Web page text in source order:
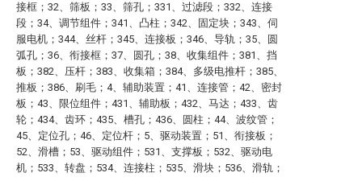
接框；32、筛板；33、筛孔；331、过滤段；332、连接
段；34、调节组件；341、凸柱；342、固定块；343、伺
服电机；344、丝杆；345、连接板；346、导轨；35、圆
弧孔；36、衔接框；37、圆孔；38、收集组件；381、挡
板；382、压杆；383、收集箱；384、多级电推杆；385、
推板；386、刷毛；4、辅助装置；41、连接管；42、密封
板；43、限位组件；431、辅助板；432、马达；433、齿
轮；434、齿环；435、槽孔；436、圆柱；44、波纹管；
45、定位孔；46、定位杆；5、驱动装置；51、衔接板；
52、滑槽；53、驱动组件；531、支撑板；532、驱动电
机；533、转盘；534、连接柱；535、滑块；536、滑轨；